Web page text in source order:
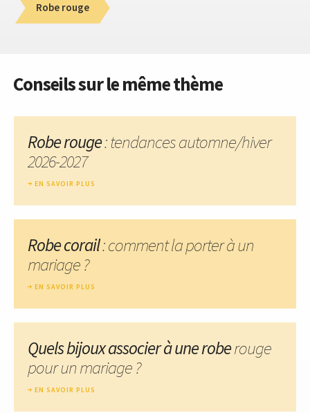
Robe rouge
Conseils sur le même thème
Robe rouge: tendances automne/hiver
2026-2027
EN SAVOIR PLUS
Robe corail: comment la porter à un
mariage ?
EN SAVOIR PLUS
Quels bijoux associer à une roberouge
pour un mariage ?
EN SAVOIR PLUS